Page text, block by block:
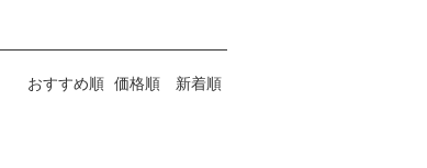
おすすめ順 価格順 新着順